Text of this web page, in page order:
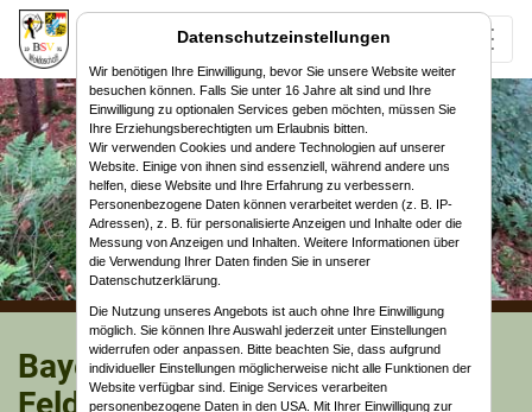
Bayerische Meisterschaft WA
Feld in Ohlstadt
Datenschutzeinstellungen
Wir benötigen Ihre Einwilligung, bevor Sie unsere Website weiter
besuchen können. Falls Sie unter 16 Jahre alt sind und Ihre
Einwilligung zu optionalen Services geben möchten, müssen Sie
Ihre Erziehungsberechtigten um Erlaubnis bitten.
Wir verwenden Cookies und andere Technologien auf unserer
Website. Einige von ihnen sind essenziell, während andere uns
helfen, diese Website und Ihre Erfahrung zu verbessern.
Personenbezogene Daten können verarbeitet werden (z. B. IP-
Adressen), z. B. für personalisierte Anzeigen und Inhalte oder die
Messung von Anzeigen und Inhalten. Weitere Informationen über
die Verwendung Ihrer Daten finden Sie in unserer
Datenschutzerklärung.
Die Nutzung unseres Angebots ist auch ohne Ihre Einwilligung
möglich. Sie können Ihre Auswahl jederzeit unter Einstellungen
widerrufen oder anpassen. Bitte beachten Sie, dass aufgrund
individueller Einstellungen möglicherweise nicht alle Funktionen der
Website verfügbar sind. Einige Services verarbeiten
personenbezogene Daten in den USA. Mit Ihrer Einwilligung zur